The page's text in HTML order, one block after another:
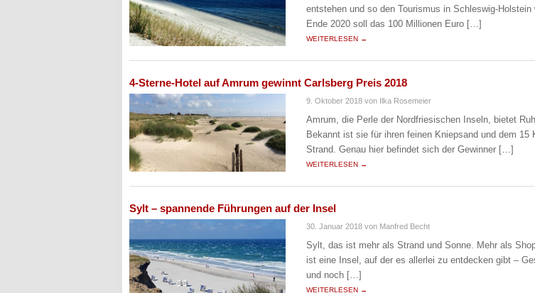
entstehen und so den Tourismus in Schleswig-Holstein
Ende 2020 soll das 100 Millionen Euro […]
WEITERLESEN →
4-Sterne-Hotel auf Amrum gewinnt Carlsberg Preis 2018
9. Oktober 2018 von Ilka Rosemeier
Amrum, die Perle der Nordfriesischen Inseln, bietet
Bekannt ist sie für ihren feinen Kniepsand und dem 15
Strand. Genau hier befindet sich der Gewinner […]
WEITERLESEN →
Sylt – spannende Führungen auf der Insel
30. Januar 2018 von Manfred Becht
Sylt, das ist mehr als Strand und Sonne. Mehr als
ist eine Insel, auf der es allerlei zu entdecken gibt –
und noch […]
WEITERLESEN →